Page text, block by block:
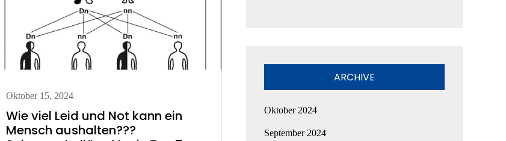
Posted
on
Oktober 15, 2024
Wie viel Leid und Not kann ein
Mensch aushalten???
ARCHIVE
Oktober 2024
September 2024